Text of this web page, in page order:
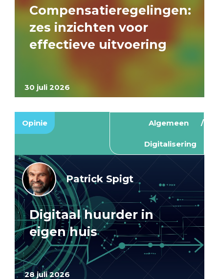
30 juli 2026
Compensatieregelingen:
zes inzichten voor
effectieve uitvoering
Opinie Algemeen
Digitalisering
28 juli 2026
Patrick Spigt
Digitaal huurder in
eigen huis